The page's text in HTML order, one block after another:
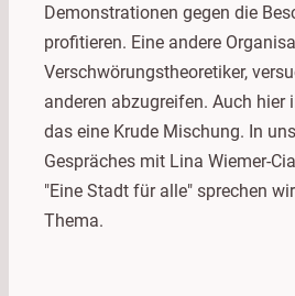
Demonstrationen gegen die
profitieren. Eine andere
Verschwörungstheoretiker,
anderen abzugreifen. Auch hier
das eine Krude Mischung. In
Gespräches mit Lina Wiemer-
"Eine Stadt für alle" sprechen
Thema.